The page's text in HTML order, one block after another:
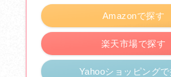
Amazonで探す
楽天市場で探す
Yahooショッピングで